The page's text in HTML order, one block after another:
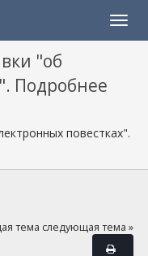
"об
Подробнее
повестках".
тема следующая тема »